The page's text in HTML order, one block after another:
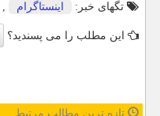
تگهای خبر:
اینستاگرام ,
این مطلب را می پسندید؟
تازه ترین مطالب مرتبط